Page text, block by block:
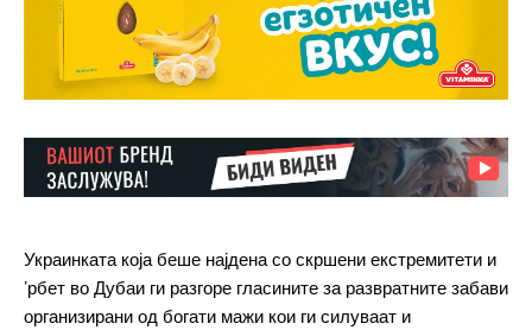
Украинката која беше најдена со скршени екстремитети и
’рбет во Дубаи ги разгоре гласините за развратните забави
организирани од богати мажи кои ги силуваат и